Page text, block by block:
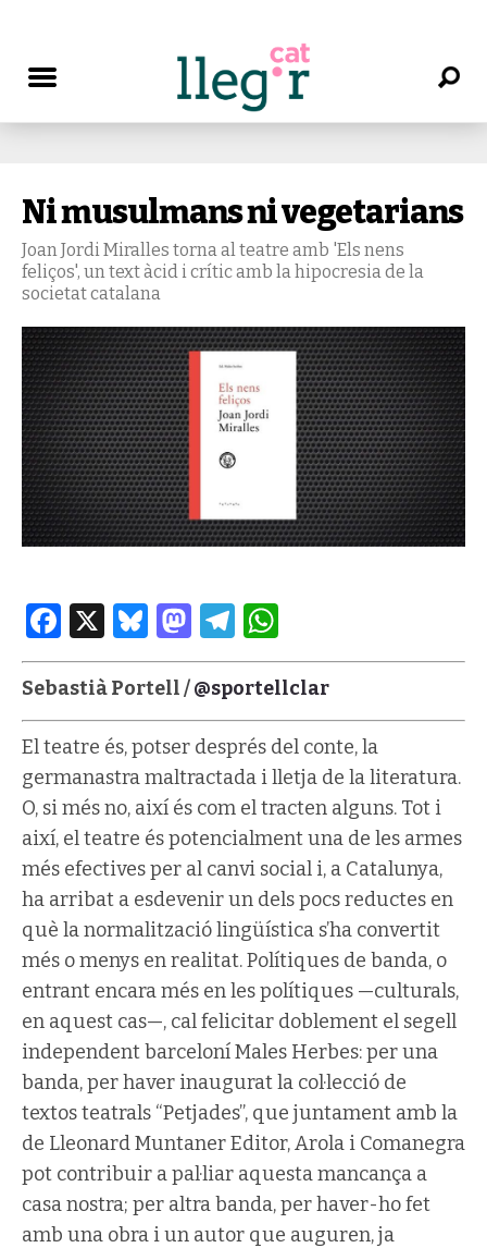
Ni musulmans ni vegetarians
Joan Jordi Miralles torna al teatre amb 'Els nens
feliços', un text àcid i crític amb la hipocresia de la
societat catalana
Facebook
X Bluesky
Mastodon
Telegram
Sebastià Portell /@sportellclar
El teatre és, potser després del conte, la
germanastra maltractada i lletja de la literatura.
O, si més no, així és com el tracten alguns. Tot i
així, el teatre és potencialment una de les armes
més efectives per al canvi social i, a Catalunya,
ha arribat a esdevenir un dels pocs reductes en
què la normalització lingüística s’ha convertit
més o menys en realitat. Polítiques de banda, o
entrant encara més en les polítiques —culturals,
en aquest cas—, cal felicitar doblement el segell
independent barceloní Males Herbes: per una
banda, per haver inaugurat la col·lecció de
textos teatrals “Petjades”, que juntament amb la
de Lleonard Muntaner Editor, Arola i Comanegra
pot contribuir a pal·liar aquesta mancança a
casa nostra; per altra banda, per haver-ho fet
amb una obra i un autor que auguren, ja